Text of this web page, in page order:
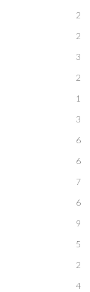
2
2
3
2
1
3
6
6
7
6
9
5
2
4